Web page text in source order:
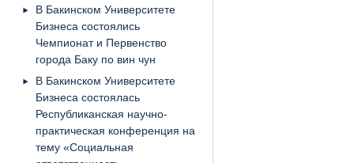
В Бакинском Университете
Бизнеса состоялись
Чемпионат и Первенство
города Баку по вин чун
В Бакинском Университете
Бизнеса состоялась
Республиканская научно-
практическая конференция на
тему «Социальная